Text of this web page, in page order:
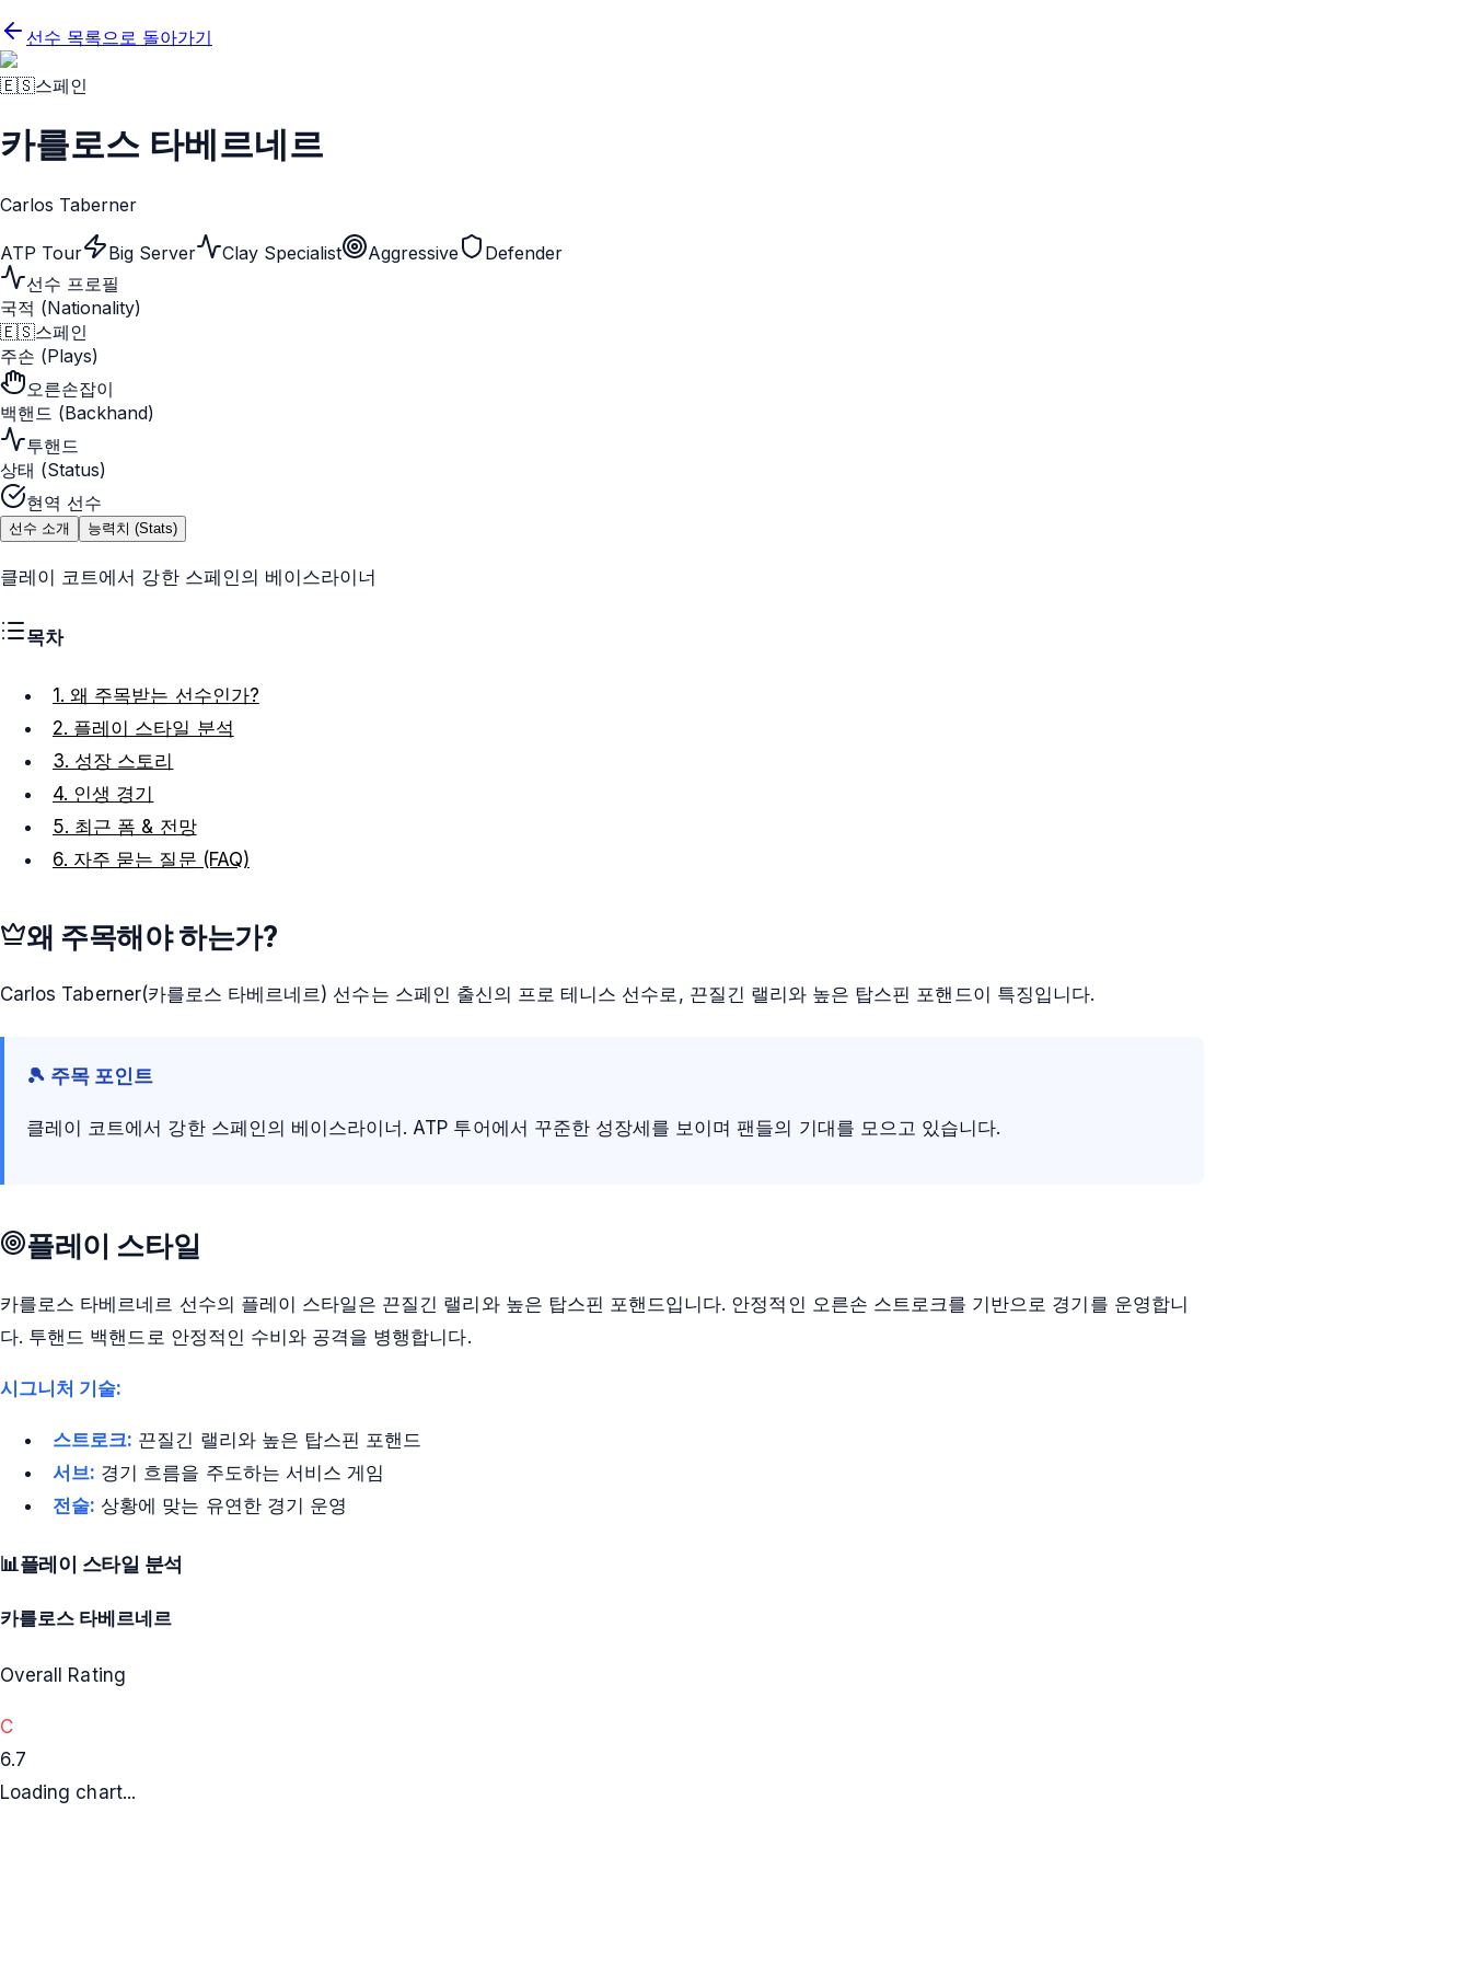
선수 목록으로 돌아가기
🇪🇸스페인
카를로스 타베르네르
Carlos Taberner
ATP Tour Big Server Clay Specialist Aggressive
Defender
선수 프로필
국적 (Nationality)
🇪🇸스페인
주손 (Plays)
오른손잡이
백핸드 (Backhand)
투핸드
상태 (Status)
현역 선수
선수 소개 능력치 (Stats)
클레이 코트에서 강한 스페인의 베이스라이너
목차
1. 왜 주목받는 선수인가?
2. 플레이 스타일 분석
3. 성장 스토리
4. 인생 경기
5. 최근 폼 & 전망
6. 자주 묻는 질문 (FAQ)
왜 주목해야 하는가?
Carlos Taberner(카를로스 타베르네르) 선수는 스페인 출신의 프로 테니스 선수로, 끈질긴 랠리와 높은 탑스핀 포핸드이 특징입니다.
🎾 주목 포인트
클레이 코트에서 강한 스페인의 베이스라이너. ATP 투어에서 꾸준한 성장세를 보이며 팬들의 기대를 모으고 있습니다.
플레이 스타일
카를로스 타베르네르 선수의 플레이 스타일은 끈질긴 랠리와 높은 탑스핀 포핸드입니다. 안정적인 오른손 스트로크를 기반으로 경기를 운영합니
다. 투핸드 백핸드로 안정적인 수비와 공격을 병행합니다.
시그니처 기술:
스트로크: 끈질긴 랠리와 높은 탑스핀 포핸드
서브: 경기 흐름을 주도하는 서비스 게임
전술: 상황에 맞는 유연한 경기 운영
📊플레이 스타일 분석
카를로스 타베르네르
Overall Rating
C
6.7
Loading chart...